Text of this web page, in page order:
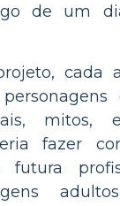
de um
cada
mitos,
fazer
futura